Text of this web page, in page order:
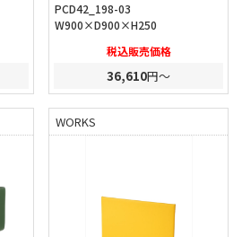
PCD42_198-03
W900×D900×H250
税込販売価格
36,610円～
WORKS